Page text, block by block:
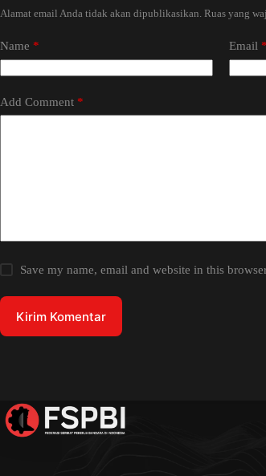
Alamat email Anda tidak akan dipublikasikan. Ruas yang
Name * Email *
Add Comment *
Save my name, email and website in this
Kirim Komentar